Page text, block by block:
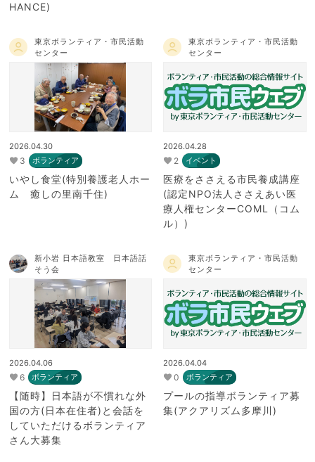
HANCE)
東京ボランティア・市民活動
センター
2026.04.30
3 ボランティア
いやし食堂(特別養護老人ホー
ム 癒しの里南千住)
東京ボランティア・市民活動
センター
2026.04.28
2 イベント
医療をささえる市民養成講座
(認定NPO法人ささえあい医
療人権センターCOML（コム
ル）)
新小岩 日本語教室 日本語話
そう会
2026.04.06
6 ボランティア
【随時】日本語が不慣れな外
国の方(日本在住者)と会話を
していただけるボランティア
さん大募集
東京ボランティア・市民活動
センター
2026.04.04
0 ボランティア
プールの指導ボランティア募
集(アクアリズム多摩川)